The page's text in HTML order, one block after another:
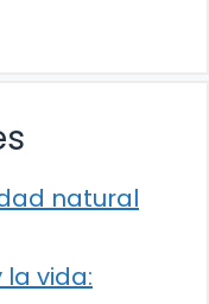
natural
la vida: